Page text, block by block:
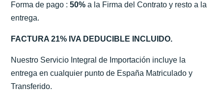
Forma de pago :50% a la Firma del Contrato y resto a la
entrega.
FACTURA 21% IVA DEDUCIBLE INCLUIDO.
Nuestro Servicio Integral de Importación incluye la
entrega en cualquier punto de España Matriculado y
Transferido.